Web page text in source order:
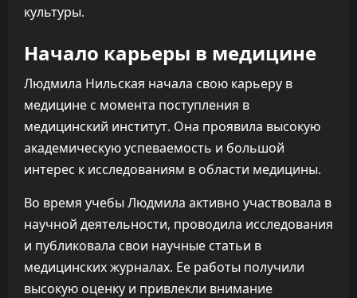
культуры.
Начало карьеры в медицине
Людмила Нильская начала свою карьеру в
медицине с момента поступления в
медицинский институт. Она проявила высокую
академическую успеваемость и большой
интерес к исследованиям в области медицины.
Во время учебы Людмила активно участвовала в
научной деятельности, проводила исследования
и публиковала свои научные статьи в
медицинских журналах. Ее работы получили
высокую оценку и привлекли внимание